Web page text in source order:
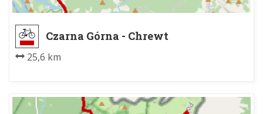
Czarna Górna - Chrewt
25,6 km